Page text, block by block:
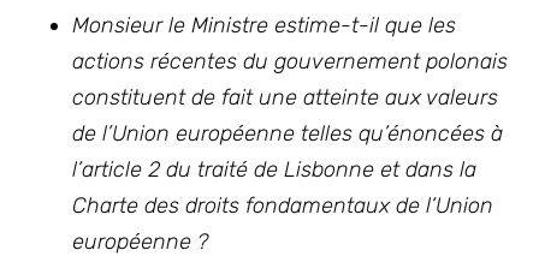
Monsieur le Ministre estime-t-il que les
actions récentes du gouvernement polonais
constituent de fait une atteinte aux valeurs
de l’Union européenne telles qu’énoncées à
l’article 2 du traité de Lisbonne et dans la
Charte des droits fondamentaux de l’Union
européenne ?